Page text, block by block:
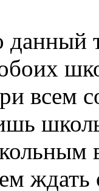
обоих
всем
ждать